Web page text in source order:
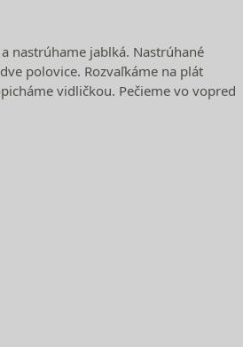
nastrúhame jablká. Nastrúhané
polovice. Rozvaľkáme na plát
vidličkou. Pečieme vo vopred